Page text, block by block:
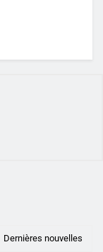
Dernières nouvelles